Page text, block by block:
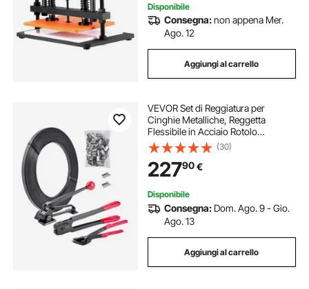
Disponibile
Consegna:non appena Mer.
Ago. 12
Aggiungi al carrello
VEVOR Set di Reggiatura per
Cinghie Metalliche, Reggetta
Flessibile in Acciaio Rotolo
Lunghezza 183 m, 300 Sigilli
Metallici, Reggiatrice Manuale per
Pallet Magazzini Trasporti
Imballaggi Industriali
(30)
22790€
Disponibile
Consegna: Dom. Ago. 9 - Gio.
Ago. 13
Aggiungi al carrello